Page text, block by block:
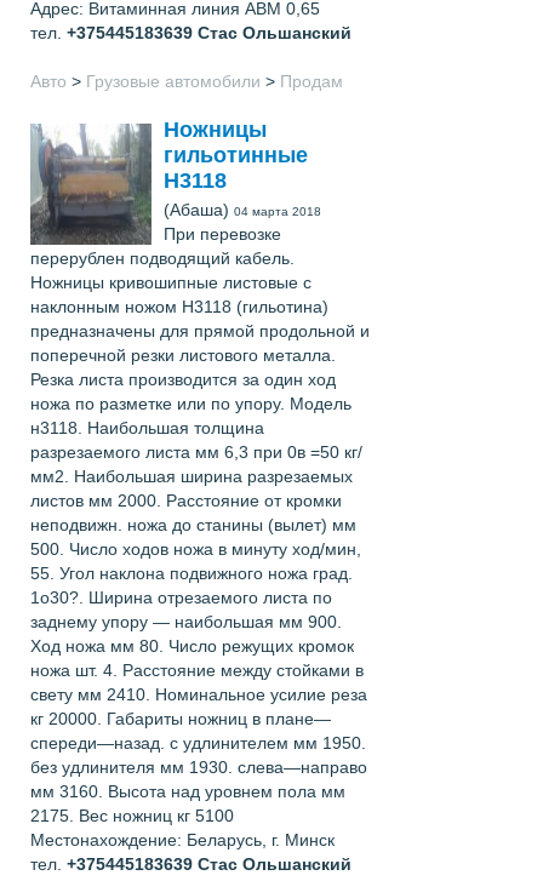
Адрес: Витаминная линия АВМ 0,65
тел. +375445183639 Стас Ольшанский
Авто > Грузовые автомобили > Продам
Ножницы
гильотинные
Н3118
(Абаша) 04 марта 2018
При перевозке
перерублен подводящий кабель.
Ножницы кривошипные листовые с
наклонным ножом Н3118 (гильотина)
предназначены для прямой продольной и
поперечной резки листового металла.
Резка листа производится за один ход
ножа по разметке или по упору. Модель
н3118. Наибольшая толщина
разрезаемого листа мм 6,3 при 0в =50 кг/
мм2. Наибольшая ширина разрезаемых
листов мм 2000. Расстояние от кромки
неподвижн. ножа до станины (вылет) мм
500. Число ходов ножа в минуту ход/мин,
55. Угол наклона подвижного ножа град.
1o30?. Ширина отрезаемого листа по
заднему упору — наибольшая мм 900.
Ход ножа мм 80. Число режущих кромок
ножа шт. 4. Расстояние между стойками в
свету мм 2410. Номинальное усилие реза
кг 20000. Габариты ножниц в плане—
спереди—назад. с удлинителем мм 1950.
без удлинителя мм 1930. слева—направо
мм 3160. Высота над уровнем пола мм
2175. Вес ножниц кг 5100
Местонахождение: Беларусь, г. Минск
тел. +375445183639 Стас Ольшанский